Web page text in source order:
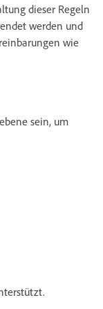
dieser Regeln
werden und
wie
sein, um